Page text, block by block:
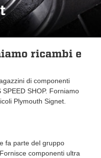
ricambi e
di componenti
SHOP. Forniamo
Plymouth Signet.
fa parte del gruppo
componenti ultra